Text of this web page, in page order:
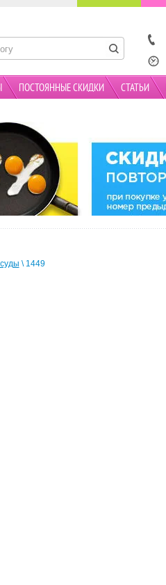
ПОСТОЯННЫЕ СКИДКИ СТАТЬИ
\ 1449